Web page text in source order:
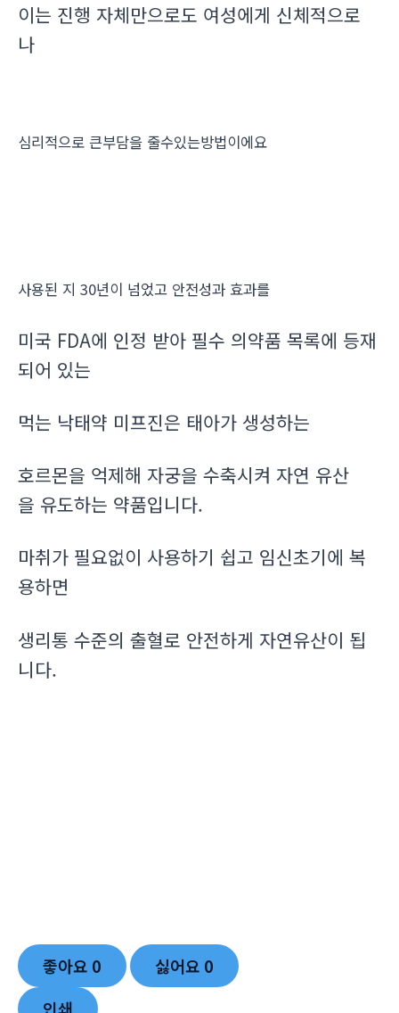
이는 진행 자체만으로도 여성에게 신체적으로
나
심리적으로 큰부담을 줄수있는방법이에요
사용된 지 30년이 넘었고 안전성과 효과를
미국 FDA에 인정 받아 필수 의약품 목록에 등재
되어 있는
먹는 낙태약 미프진은 태아가 생성하는
호르몬을 억제해 자궁을 수축시켜 자연 유산
을 유도하는 약품입니다.
마취가 필요없이 사용하기 쉽고 임신초기에 복
용하면
생리통 수준의 출혈로 안전하게 자연유산이 됩
니다.
좋아요 0 싫어요 0